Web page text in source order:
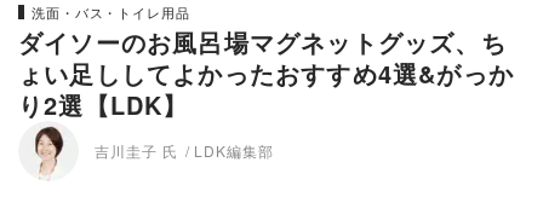
洗面・バス・トイレ用品
ダイソーのお風呂場マグネットグッズ、ち
ょい足ししてよかったおすすめ4選&がっか
り2選【LDK】
吉川圭子 氏 LDK編集部